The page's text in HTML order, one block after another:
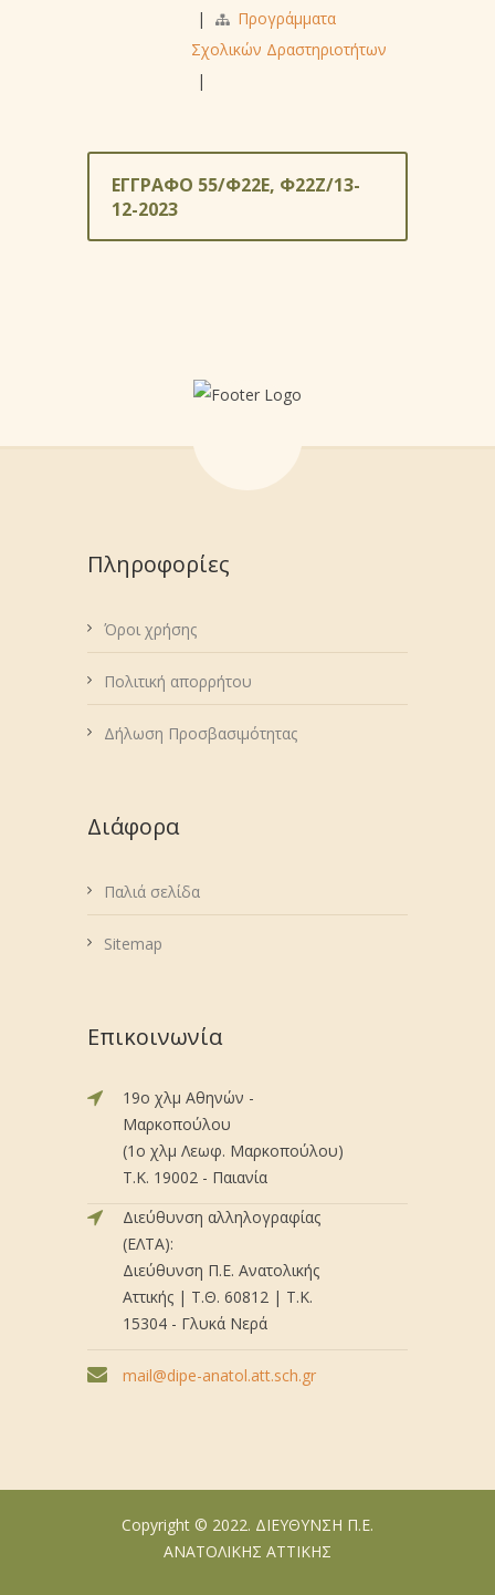
|
Προγράμματα
Σχολικών Δραστηριοτήτων
|
ΕΓΓΡΑΦΟ 55/Φ22Ε, Φ22Ζ/13-
12-2023
Πληροφορίες
Όροι χρήσης
Πολιτική απορρήτου
Δήλωση Προσβασιμότητας
Διάφορα
Παλιά σελίδα
Sitemap
Επικοινωνία
19ο χλμ Αθηνών -
Μαρκοπούλου
(1ο χλμ Λεωφ. Μαρκοπούλου)
Τ.Κ. 19002 - Παιανία
Διεύθυνση αλληλογραφίας
(ΕΛΤΑ):
Διεύθυνση Π.Ε. Ανατολικής
Αττικής | Τ.Θ. 60812 | Τ.Κ.
15304 - Γλυκά Νερά
mail@dipe-anatol.att.sch.gr
Copyright © 2022. ΔΙΕΥΘΥΝΣΗ Π.Ε.
ΑΝΑΤΟΛΙΚΗΣ ΑΤΤΙΚΗΣ